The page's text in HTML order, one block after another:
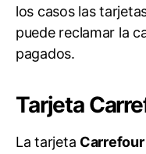
los casos las
puede reclamar la
pagados.
Tarjeta
La tarjeta Carrefour